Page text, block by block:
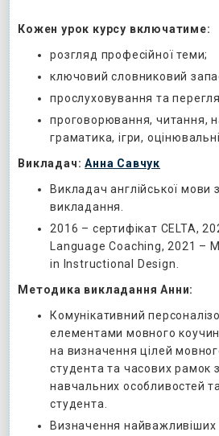
Кожен урок курсу включатиме:
розгляд професійної теми;
ключовий словниковий
прослуховування та
проговорювання, читання,
граматика, ігри, оцінювальні
Викладач:Анна Савчук
Викладач англійської мови
викладання.
2016 – сертифікат CELTA,
Language Coaching, 2021 –
in Instructional Design.
Методика викладання Анни:
Комунікативний
елементами мовного
на визначення цілей
студента та часових рамок
навчальних особливостей
студента.
Визначення найважливіших